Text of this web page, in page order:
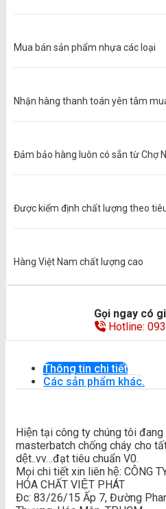
Mua bán sản phẩm nhựa các loại
Nhận hàng thanh toán yên tâm
Đảm bảo hàng luôn có sẵn từ Chợ
Được kiểm định chất lượng theo
Hàng Việt Nam chất lượng cao
Gọi ngay có
Hotline:
Thông tin chi tiết
Các sản phẩm khác.
Hiện tại công ty chúng tôi
masterbatch chống cháy cho
dệt..vv…đạt tiêu chuẩn V0.
Mọi chi tiết xin liên hệ: CÔNG
HÓA CHẤT VIỆT PHÁT
Đc: 83/26/15 Ấp 7, Đường